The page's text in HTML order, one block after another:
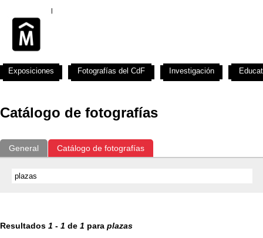
Catálogo de fotografías
General Catálogo de fotografías
Resultados 1 - 1 de 1 para plazas
Exposiciones Fotografías del CdF Investigación